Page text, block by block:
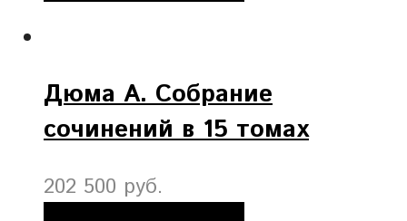
Дюма А. Собрание
сочинений в 15 томах
202 500 руб.